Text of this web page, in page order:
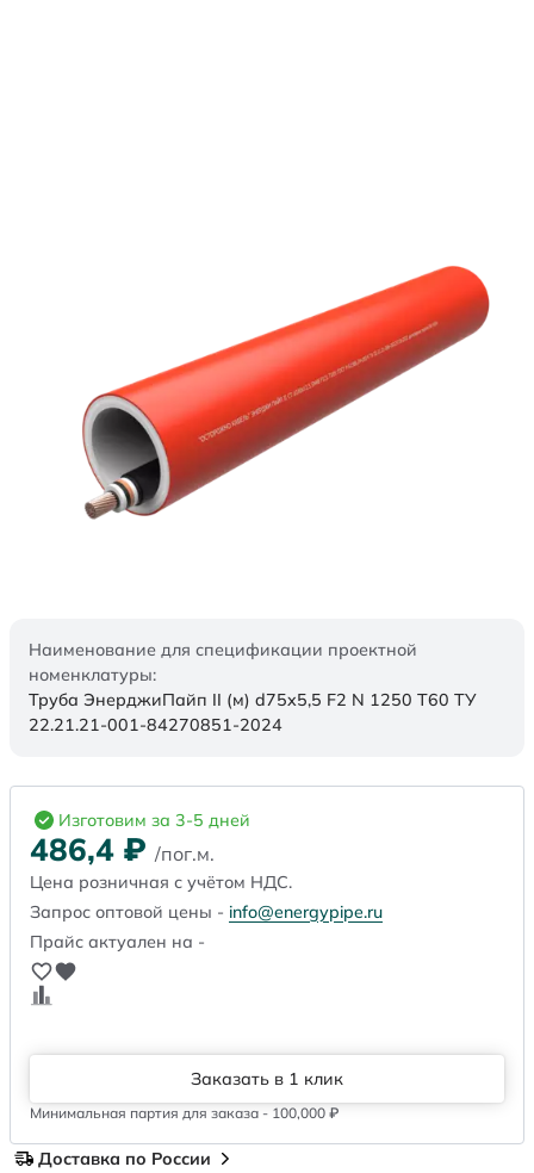
Наименование для спецификации проектной
номенклатуры:
Труба ЭнерджиПайп II (м) d75x5,5 F2 N 1250 Т60 ТУ
22.21.21-001-84270851-2024
Изготовим за 3-5 дней
486,4 ₽ /пог.м.
Цена розничная с учётом НДС.
Запрос оптовой цены - info@energypipe.ru
Прайс актуален на -
Заказать в 1 клик
Минимальная партия для заказа - 100,000 ₽
Доставка по России